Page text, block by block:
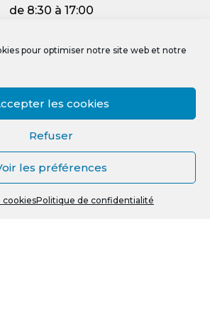
pour optimiser notre site web et notre
les cookies
Refuser
les préférences
cookiesPolitique de confidentialité
de 8:30 à 17:00
de 8:30 à 12:00
(UE)
vidéos et illustrations
0